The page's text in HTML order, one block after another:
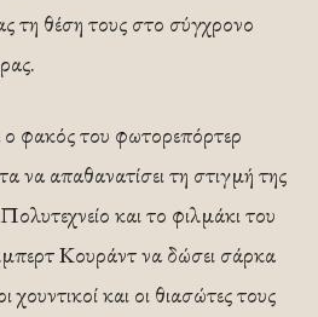
τη θέση τους στο σύγχρονο
φακός του φωτορεπόρτερ
να απαθανατίσει τη στιγμή της
και το φιλμάκι του
Κουράντ να δώσει σάρκα
και οι θιασώτες τους